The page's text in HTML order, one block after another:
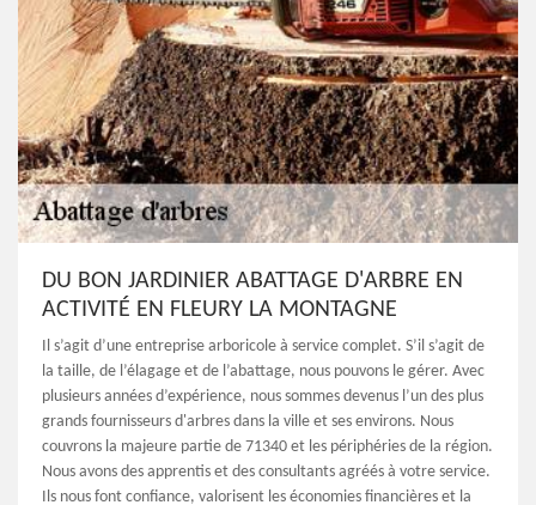
DU BON JARDINIER ABATTAGE D'ARBRE EN
ACTIVITÉ EN FLEURY LA MONTAGNE
Il s’agit d’une entreprise arboricole à service complet. S’il s’agit de
la taille, de l’élagage et de l’abattage, nous pouvons le gérer. Avec
plusieurs années d’expérience, nous sommes devenus l’un des plus
grands fournisseurs d'arbres dans la ville et ses environs. Nous
couvrons la majeure partie de 71340 et les périphéries de la région.
Nous avons des apprentis et des consultants agréés à votre service.
Ils nous font confiance, valorisent les économies financières et la